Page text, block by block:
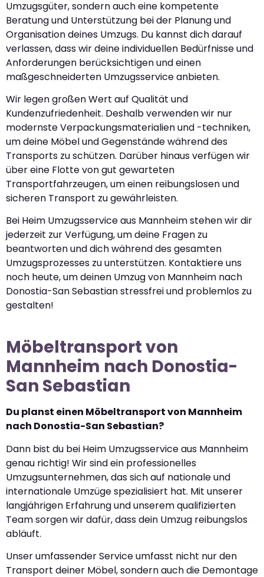
Umzugsgüter, sondern auch eine kompetente
Beratung und Unterstützung bei der Planung und
Organisation deines Umzugs. Du kannst dich darauf
verlassen, dass wir deine individuellen Bedürfnisse und
Anforderungen berücksichtigen und einen
maßgeschneiderten Umzugsservice anbieten.
Wir legen großen Wert auf Qualität und
Kundenzufriedenheit. Deshalb verwenden wir nur
modernste Verpackungsmaterialien und -techniken,
um deine Möbel und Gegenstände während des
Transports zu schützen. Darüber hinaus verfügen wir
über eine Flotte von gut gewarteten
Transportfahrzeugen, um einen reibungslosen und
sicheren Transport zu gewährleisten.
Bei Heim Umzugsservice aus Mannheim stehen wir dir
jederzeit zur Verfügung, um deine Fragen zu
beantworten und dich während des gesamten
Umzugsprozesses zu unterstützen. Kontaktiere uns
noch heute, um deinen Umzug von Mannheim nach
Donostia-San Sebastian stressfrei und problemlos zu
gestalten!
Möbeltransport von
Mannheim nach Donostia-
San Sebastian
Du planst einen Möbeltransport von Mannheim
nach Donostia-San Sebastian?
Dann bist du bei Heim Umzugsservice aus Mannheim
genau richtig! Wir sind ein professionelles
Umzugsunternehmen, das sich auf nationale und
internationale Umzüge spezialisiert hat. Mit unserer
langjährigen Erfahrung und unserem qualifizierten
Team sorgen wir dafür, dass dein Umzug reibungslos
abläuft.
Unser umfassender Service umfasst nicht nur den
Transport deiner Möbel, sondern auch die Demontage